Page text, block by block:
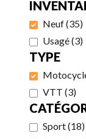
Neuf(35)
Usagé(3)
TYPE
VTT (3)
Sport(18)